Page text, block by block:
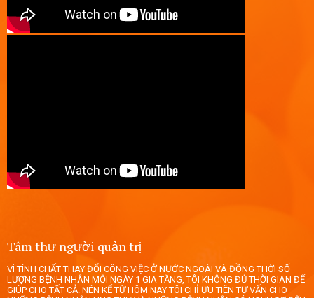
Tâm thư người quản trị
VÌ TÍNH CHẤT THAY ĐỔI CÔNG VIỆC Ở NƯỚC NGOÀI VÀ ĐỒNG THỜI SỐ
LƯỢNG BỆNH NHÂN MỖI NGÀY 1 GIA TĂNG, TÔI KHÔNG ĐỦ THỜI GIAN ĐỂ
GIÚP CHO TẤT CẢ. NÊN KỂ TỪ HÔM NAY TÔI CHỈ ƯU TIÊN TƯ VẤN CHO